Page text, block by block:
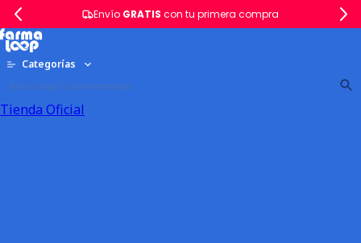
Envío GRATIS con tu primera compra
Categorías
Tienda Oficial